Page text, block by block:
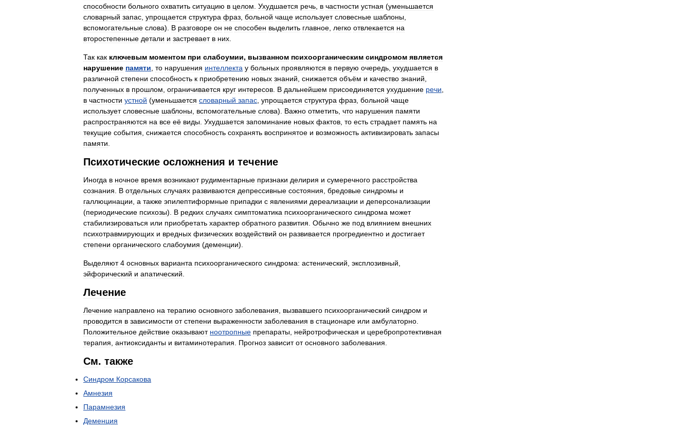
способности больного охватить ситуацию в целом Ухудшается речь в частности устная (уменьшается
словарный запас упрощается структура фраз больной чаще использует словесные шаблоны
вспомогательные слова). В разговоре он не способен выделить главное легко отвлекается на
второстепенные детали и застревает в них
Так как ключевым моментом при слабоумии, вызванном психоорганическим синдромом является
нарушение памяти то нарушения интеллекта у больных проявляются в первую очередь ухудшается в
различной степени способность к приобретению новых знаний снижается объём и качество знаний
полученных в прошлом ограничивается круг интересов В дальнейшем присоединяется ухудшение речи
в частности устной (уменьшается словарный запас упрощается структура фраз больной чаще
использует словесные шаблоны вспомогательные слова). Важно отметить что нарушения памяти
распространяются на все её виды Ухудшается запоминание новых фактов то есть страдает память на
текущие события снижается способность сохранять воспринятое и возможность активизировать запасы
памяти
Психотические осложнения и течение
Иногда в ночное время возникают рудиментарные признаки делирия и сумеречного расстройства
сознания
В отдельных случаях развиваются депрессивные состояния бредовые синдромы и
галлюцинации а также эпилептиформные припадки с явлениями дереализации и деперсонализации
(периодические психозы). В редких случаях симптоматика психоорганического синдрома может
стабилизироваться или приобретать характер обратного развития Обычно же под влиянием внешних
психотравмирующих и вредных физических воздействий он развивается прогредиентно и достигает
степени органического слабоумия (деменции).
Выделяют 4 основных варианта психоорганического синдрома: астенический эксплозивный
эйфорический и апатический
Лечение
Лечение направлено на терапию основного заболевания вызвавшего психоорганический синдром и
проводится в зависимости от степени выраженности заболевания в стационаре или амбулаторно
Положительное действие оказывают ноотропные препараты нейротрофическая и церебропротективная
терапия антиоксиданты и витаминотерапия Прогноз зависит от основного заболевания
См. также
Синдром Корсакова
Амнезия
Парамнезия
Деменция